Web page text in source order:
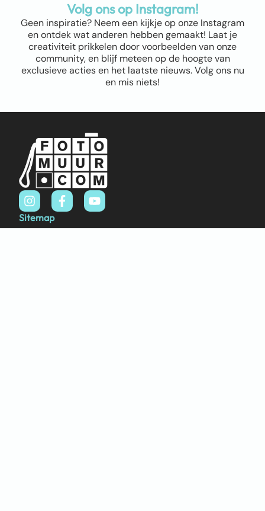
Volg ons op Instagram!
Geen inspiratie? Neem een kijkje op onze Instagram
en ontdek wat anderen hebben gemaakt! Laat je
creativiteit prikkelen door voorbeelden van onze
community, en blijf meteen op de hoogte van
exclusieve acties en het laatste nieuws. Volg ons nu
en mis niets!
Sitemap
Home